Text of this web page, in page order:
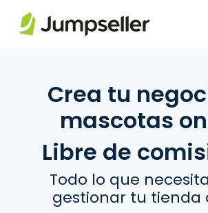
Crea tu
mascotas
Libre de
Todo lo que
gestionar tu tienda